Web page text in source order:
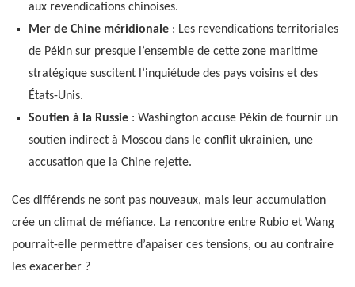
aux revendications chinoises.
Mer de Chine méridionale: Les revendications territoriales
de Pékin sur presque l’ensemble de cette zone maritime
stratégique suscitent l’inquiétude des pays voisins et des
États-Unis.
Soutien à la Russie: Washington accuse Pékin de fournir un
soutien indirect à Moscou dans le conflit ukrainien, une
accusation que la Chine rejette.
Ces différends ne sont pas nouveaux, mais leur accumulation
crée un climat de méfiance. La rencontre entre Rubio et Wang
pourrait-elle permettre d’apaiser ces tensions, ou au contraire
les exacerber ?